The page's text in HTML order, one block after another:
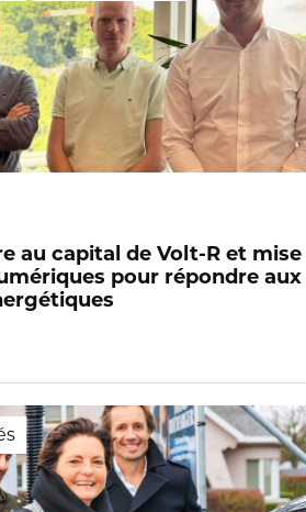
au capital de Volt-R et mise
pour répondre aux